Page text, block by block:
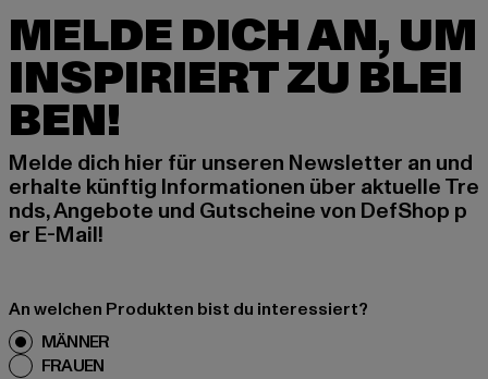
MELDE DICH AN, UM
INSPIRIERT ZU BLEI
BEN!
Melde dich hier für unseren Newsletter an und
erhalte künftig Informationen über aktuelle Tre
nds, Angebote und Gutscheine von DefShop p
er E-Mail!
An welchen Produkten bist du interessiert?
MÄNNER
FRAUEN